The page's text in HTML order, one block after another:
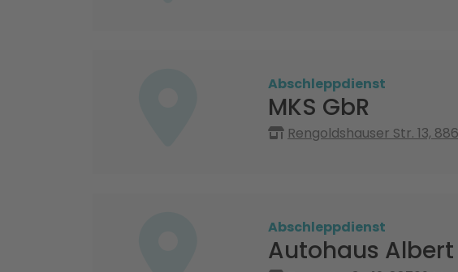
Abschleppdienst
MKS GbR
Rengoldshauser Str. 13,
Abschleppdienst
Autohaus Albert